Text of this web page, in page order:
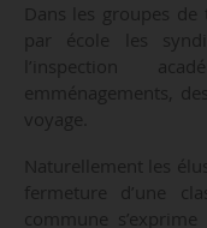
Dans les groupes
par école les
l’inspection
emménagements,
voyage.
Naturellement les
fermeture d’une
commune